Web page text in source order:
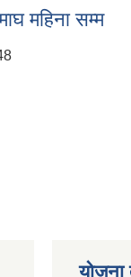
महिना सम्म
योजना